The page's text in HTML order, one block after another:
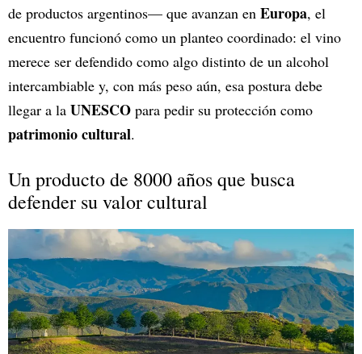
de productos argentinos— que avanzan en Europa, el
encuentro funcionó como un planteo coordinado: el vino
merece ser defendido como algo distinto de un alcohol
intercambiable y, con más peso aún, esa postura debe
llegar a la UNESCO para pedir su protección como
patrimonio cultural.
Un producto de 8000 años que busca
defender su valor cultural